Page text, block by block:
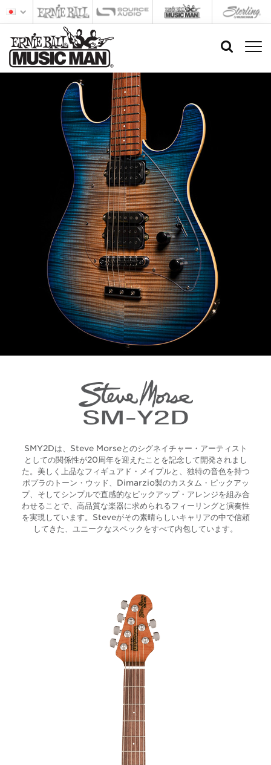
SMY2Dは、Steve Morseとのシグネイチャー・アーティスト
としての関係性が20周年を迎えたことを記念して開発されまし
た。美しく上品なフィギュアド・メイプルと、独特の音色を持つ
ポプラのトーン・ウッド、Dimarzio製のカスタム・ピックアッ
プ、そしてシンプルで直感的なピックアップ・アレンジを組み合
わせることで、高品質な楽器に求められるフィーリングと演奏性
を実現しています。Steveがその素晴らしいキャリアの中で信頼
してきた、ユニークなスペックをすべて内包しています。